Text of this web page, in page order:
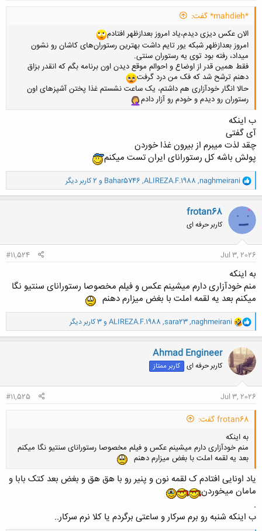
*mahdieh* گفت:
الان عکس دیزی دیدم،یاد امروز بعدازظهر افتادم
امروز بعدازظهر شبکه یور تایم داشت بهترین رستوران‌های کاشان رو نشون
میداد، رفته بود توی یه رستوران سنتی.
فقط همین قدر از اوضاع و احوالم موقع دیدن اون برنامه بگم که انقدر بزاق
دهنم ترشح شد که فک من درد گرفت
حالا انگار خودآزاری هم داشتم، یک ساعت نشستم غذا پختن آشپزهای اون
رستوران رو دیدم و خودم رو آزار دادم
ب اینکه
آی گفتی
چقد لذت میبرم از بیرون غذا خوردن
پولش باشه کل رستورانای ایران تست میکنم
و
ا
ک
ن
ش
ه
ا
naghmeirani
,
ALIREZA.F.1988
,
Bahar5746 و 2 کاربر دیگر
frotan68
کاربر حرفه ای
Jul 3, 2026
#11,524
به اینکه
منم خودآزاری دارم میشینم عکس و فیلم مخصوصا رستورانای سنتیو نگا
میکنم بعد یه لقمه املت با بغض میزارم دهنم
و
ا
ک
ن
ش
ه
:
naghmeirani
,
sara23
,
ALIREZA.F.1988 و 3 کاربر دیگر
Ahmad Engineer
کاربر حرفه ای کاربر ممتاز
Jul 3, 2026
#11,525
frotan68 گفت:
به اینکه
منم خودآزاری دارم میشینم عکس و فیلم مخصوصا رستورانای سنتیو نگا میکنم
بعد یه لقمه املت با بغض میزارم دهنم
یاد اونایی افتادم ک لقمه نون و پنیر رو با هق هق و بغض بعد کتک بابا و
مامان میخوردن
.
ب اینکه شنبه رو برم سرکار و ساعتی برگردم یا کلا نرم سرکار..‌